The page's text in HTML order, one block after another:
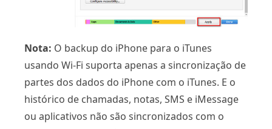
Nota: O backup do iPhone para o iTunes
usando Wi-Fi suporta apenas a sincronização de
partes dos dados do iPhone com o iTunes. E o
histórico de chamadas, notas, SMS e iMessage
ou aplicativos não são sincronizados com o